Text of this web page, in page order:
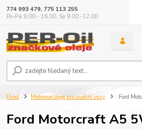
774 993 479, 775 113 255
Po-Pá 9.00 - 16.00, So 9.00 -12.00
Úvod Motorové oleje pro osobní vozy Ford
Ford Motorcraft A5